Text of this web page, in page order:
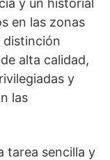
y un historial
en las zonas
distinción
alta calidad,
y
las
tarea sencilla y